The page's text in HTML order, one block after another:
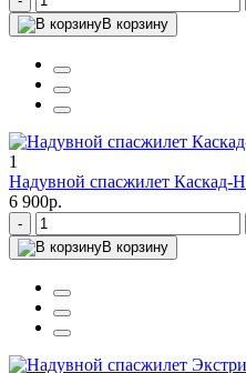
В корзину
1
Надувной спасжилет Каскад-Н
6 900р.
-
В корзину